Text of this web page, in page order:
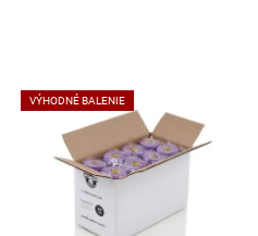
VÝHODNÉ BALENIE